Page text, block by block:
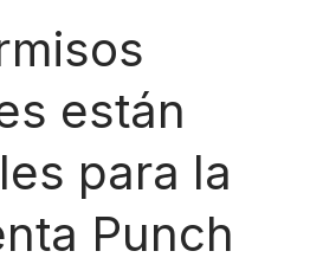
están
para la
Punch